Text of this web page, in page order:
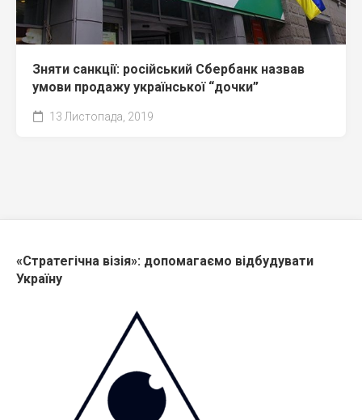
Зняти санкції: російський Сбербанк назвав
умови продажу української “дочки”
13 Листопада, 2019
«Стратегічна візія»: допомагаємо відбудувати
Україну